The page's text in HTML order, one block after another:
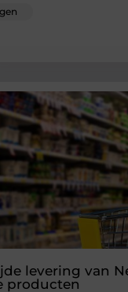
levering van
producten